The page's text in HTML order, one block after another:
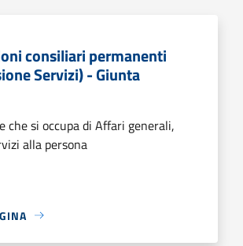
consiliari permanenti
Servizi) - Giunta
che si occupa di Affari generali,
alla persona